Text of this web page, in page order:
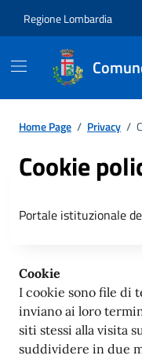
Regione Lombardia
Home Page / Privacy /
Cookie
Portale istituzionale
Cookie
I cookie sono file di
inviano ai loro
siti stessi alla visita
suddividere in due